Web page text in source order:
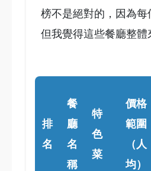
榜不是絕對的，因為每
但我覺得這些餐廳整體
排
名
餐
廳
名
稱
特
色
菜
價格
範圍
（人
均）